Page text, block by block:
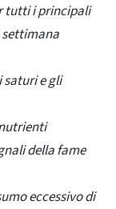
tutti i principali
e gli
della fame
eccessivo di